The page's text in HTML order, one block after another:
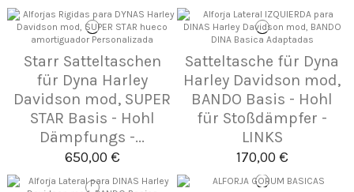
Starr Satteltaschen
für Dyna Harley
Davidson mod, SUPER
STAR Basis - Hohl
Dämpfungs -...
650,00 €
Satteltasche für Dyna
Harley Davidson mod,
BANDO Basis - Hohl
für Stoßdämpfer -
LINKS
170,00 €